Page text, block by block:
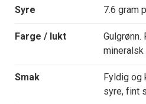
Syre 7.6 gram
Farge / lukt
mineralsk
Smak
Fyldig og
syre, fint